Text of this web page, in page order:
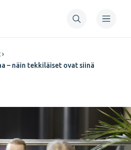
– näin tekkiläiset ovat siinä